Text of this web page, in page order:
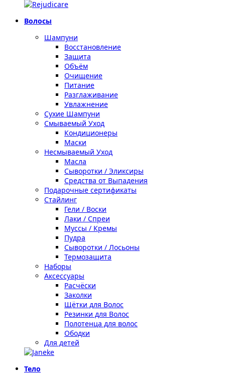
Волосы
Шампуни
Восстановление
Защита
Объём
Очищение
Питание
Разглаживание
Увлажнение
Сухие Шампуни
Смываемый Уход
Кондиционеры
Маски
Несмываемый Уход
Масла
Сыворотки / Эликсиры
Средства от Выпадения
Подарочные сертификаты
Стайлинг
Гели / Воски
Лаки / Спреи
Муссы / Кремы
Пудра
Сыворотки / Лосьоны
Термозащита
Наборы
Аксессуары
Расчёски
Заколки
Щётки для Волос
Резинки для Волос
Полотенца для волос
Ободки
Для детей
Тело